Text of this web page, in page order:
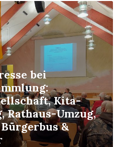
bei
Kita-
Rathaus-Umzug,
&